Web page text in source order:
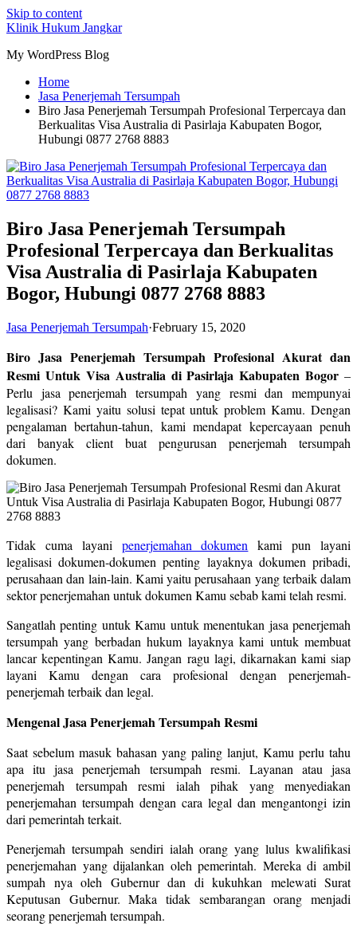
Skip to content
Klinik Hukum Jangkar
My WordPress Blog
Home
Jasa Penerjemah Tersumpah
Biro Jasa Penerjemah Tersumpah Profesional Terpercaya dan
Berkualitas Visa Australia di Pasirlaja Kabupaten Bogor,
Hubungi 0877 2768 8883
Biro Jasa Penerjemah Tersumpah
Profesional Terpercaya dan Berkualitas
Visa Australia di Pasirlaja Kabupaten
Bogor, Hubungi 0877 2768 8883
Jasa Penerjemah Tersumpah·February 15, 2020
Biro Jasa Penerjemah Tersumpah Profesional Akurat dan
Resmi Untuk Visa Australia di Pasirlaja Kabupaten Bogor –
Perlu jasa penerjemah tersumpah yang resmi dan mempunyai
legalisasi? Kami yaitu solusi tepat untuk problem Kamu. Dengan
pengalaman bertahun-tahun, kami mendapat kepercayaan penuh
dari banyak client buat pengurusan penerjemah tersumpah
dokumen.
Tidak cuma layani penerjemahan dokumen kami pun layani
legalisasi dokumen-dokumen penting layaknya dokumen pribadi,
perusahaan dan lain-lain. Kami yaitu perusahaan yang terbaik dalam
sektor penerjemahan untuk dokumen Kamu sebab kami telah resmi.
Sangatlah penting untuk Kamu untuk menentukan jasa penerjemah
tersumpah yang berbadan hukum layaknya kami untuk membuat
lancar kepentingan Kamu. Jangan ragu lagi, dikarnakan kami siap
layani Kamu dengan cara profesional dengan penerjemah-
penerjemah terbaik dan legal.
Mengenal Jasa Penerjemah Tersumpah Resmi
Saat sebelum masuk bahasan yang paling lanjut, Kamu perlu tahu
apa itu jasa penerjemah tersumpah resmi. Layanan atau jasa
penerjemah tersumpah resmi ialah pihak yang menyediakan
penerjemahan tersumpah dengan cara legal dan mengantongi izin
dari pemerintah terkait.
Penerjemah tersumpah sendiri ialah orang yang lulus kwalifikasi
penerjemahan yang dijalankan oleh pemerintah. Mereka di ambil
sumpah nya oleh Gubernur dan di kukuhkan melewati Surat
Keputusan Gubernur. Maka tidak sembarangan orang menjadi
seorang penerjemah tersumpah.